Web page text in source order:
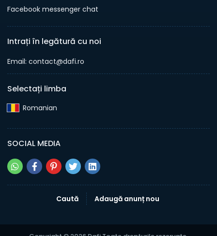
Facebook messenger chat
Intrați în legătură cu noi
Email: contact@dafi.ro
Selectați limba
Romanian‎
SOCIAL MEDIA
Caută Adaugă anunț nou